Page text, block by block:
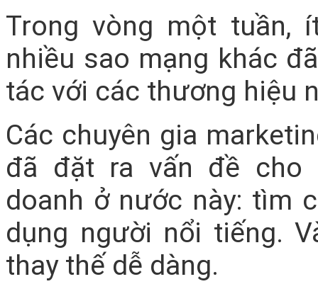
Trong vòng một tuần,
nhiều sao mạng khác
tác với các thương hiệu
Các chuyên gia
đã đặt ra vấn đề cho
doanh ở nước này: tìm
dụng người nổi tiếng.
thay thế dễ dàng.